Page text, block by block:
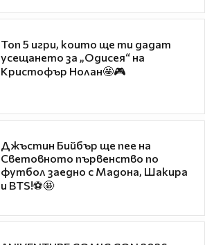
Топ 5 игри, които ще ти дадат
усещането за „Одисея“ на
Кристофър Нолан🤩🎮
Джъстин Бийбър ще пее на
Световното първенство по
футбол заедно с Мадона, Шакира
и BTS!⚽🤩